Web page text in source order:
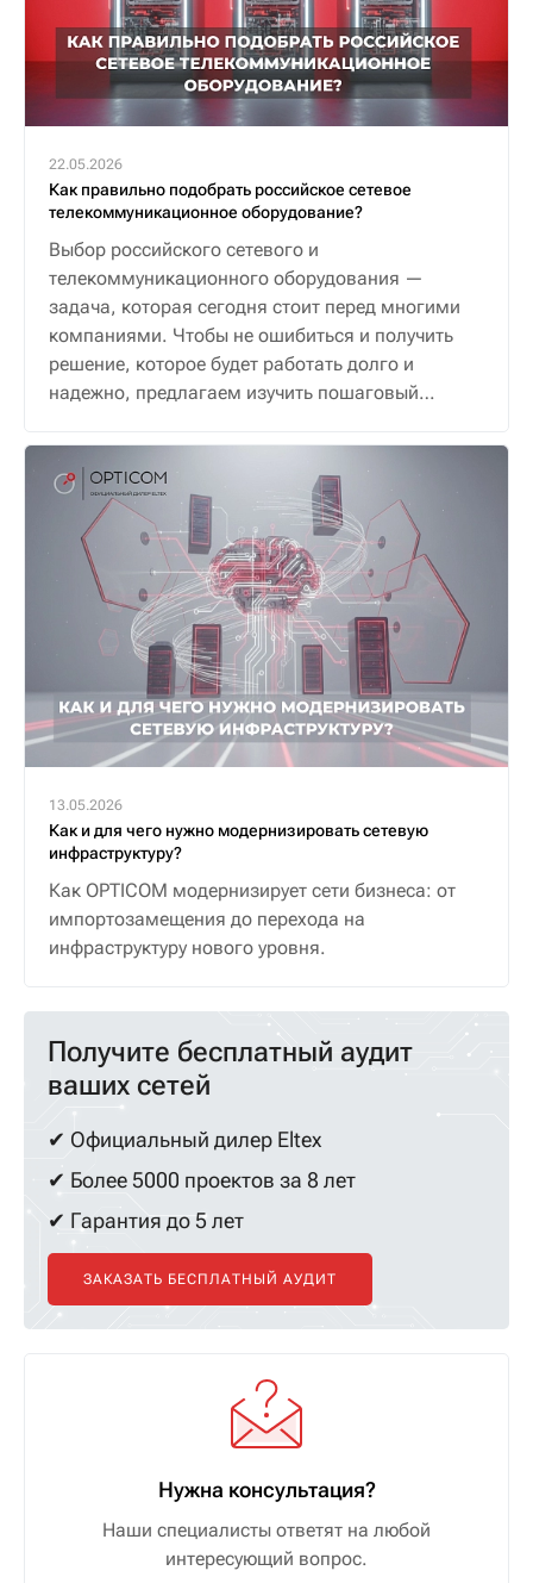
22.05.2026
Как правильно подобрать российское сетевое
телекоммуникационное оборудование?
Выбор российского сетевого и
телекоммуникационного оборудования —
задача, которая сегодня стоит перед многими
компаниями. Чтобы не ошибиться и получить
решение, которое будет работать долго и
надежно, предлагаем изучить пошаговый
13.05.2026
Как и для чего нужно модернизировать сетевую
инфраструктуру?
Как OPTICOM модернизирует сети бизнеса: от
импортозамещения до перехода на
инфраструктуру нового уровня.
Получите бесплатный аудит
ваших сетей
✔ Официальный дилер Eltex
✔ Более 5000 проектов за 8 лет
✔ Гарантия до 5 лет
ЗАКАЗАТЬ БЕСПЛАТНЫЙ АУДИТ
Нужна консультация?
Наши специалисты ответят на любой
интересующий вопрос.